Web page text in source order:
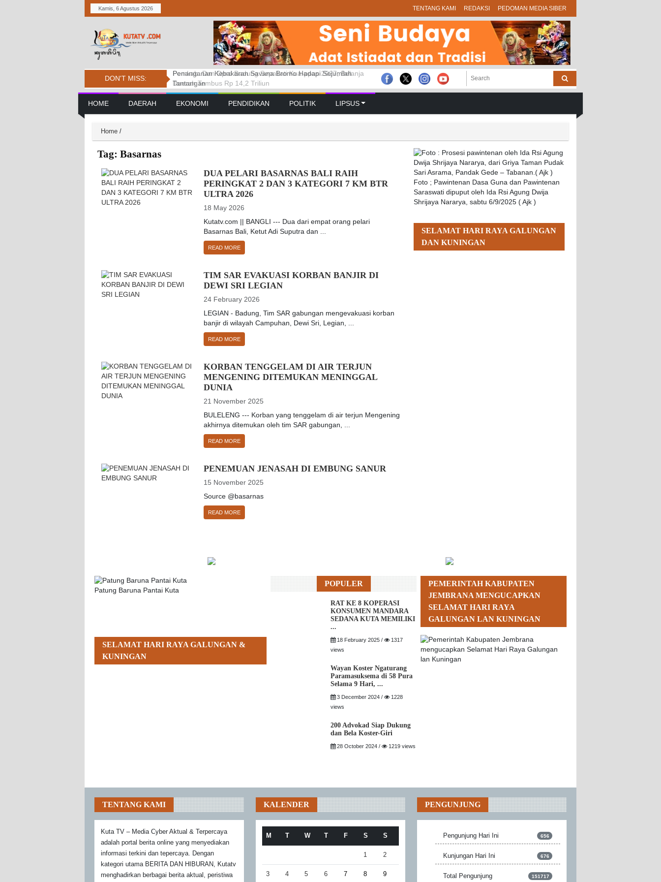
Kamis, 6 Agustus 2026 TENTANG KAMI REDAKSI PEDOMAN MEDIA SIBER
DON'T MISS:
Pemkab. Dan Dprd Badung Sepakati Kua-ppas 2027, Belanja
Daerah Tembus Rp 14,2 Triliun
DPRD BADUNG GELAR RAPAT PARIPURNA MASA
PERSIDANGAN PERTAMA TAHUN SIDANG 2026 – 2027
Penanganan Kebakaran Savana Bromo Hadapi Sejumlah
Tantangan
Main Navigation
HOME DAERAH EKONOMI PENDIDIKAN POLITIK LIPSUS
Home /
Tag: Basarnas
DUA PELARI BASARNAS BALI RAIH
PERINGKAT 2 DAN 3 KATEGORI 7 KM BTR
ULTRA 2026
18 May 2026
Kutatv.com || BANGLI --- Dua dari empat orang pelari
Basarnas Bali, Ketut Adi Suputra dan ...
READ MORE
TIM SAR EVAKUASI KORBAN BANJIR DI
DEWI SRI LEGIAN
24 February 2026
LEGIAN - Badung, Tim SAR gabungan mengevakuasi korban
banjir di wilayah Campuhan, Dewi Sri, Legian, ...
READ MORE
KORBAN TENGGELAM DI AIR TERJUN
MENGENING DITEMUKAN MENINGGAL
DUNIA
21 November 2025
BULELENG --- Korban yang tenggelam di air terjun Mengening
akhirnya ditemukan oleh tim SAR gabungan, ...
READ MORE
PENEMUAN JENASAH DI EMBUNG SANUR
15 November 2025
Source @basarnas
READ MORE
Foto ; Pawintenan Dasa Guna dan Pawintenan
Saraswati dipuput oleh Ida Rsi Agung Dwija
Shrijaya Nararya, sabtu 6/9/2025 ( Ajk )
SELAMAT HARI RAYA GALUNGAN
DAN KUNINGAN
Patung Baruna Pantai Kuta
SELAMAT HARI RAYA GALUNGAN &
KUNINGAN
POPULER
RAT KE 8 KOPERASI
KONSUMEN MANDARA
SEDANA KUTA MEMILIKI
...
18 February 2025 /
1317
views
Wayan Koster Ngaturang
Paramasuksema di 58 Pura
Selama 9 Hari, ...
3 December 2024 /
1228
views
200 Advokad Siap Dukung
dan Bela Koster-Giri
28 October 2024 / 1219 views
PEMERINTAH KABUPATEN
JEMBRANA MENGUCAPKAN
SELAMAT HARI RAYA
GALUNGAN LAN KUNINGAN
TENTANG KAMI
Kuta TV – Media Cyber Aktual & Terpercaya
adalah portal berita online yang menyediakan
informasi terkini dan tepercaya. Dengan
kategori utama BERITA DAN HIBURAN, Kutatv
menghadirkan berbagai berita aktual, peristiwa
KALENDER
M T W T F S S
1 2
3 4 5 6 7 8 9
PENGUNJUNG
Pengunjung Hari Ini 656
Kunjungan Hari Ini 676
Total Pengunjung 151717